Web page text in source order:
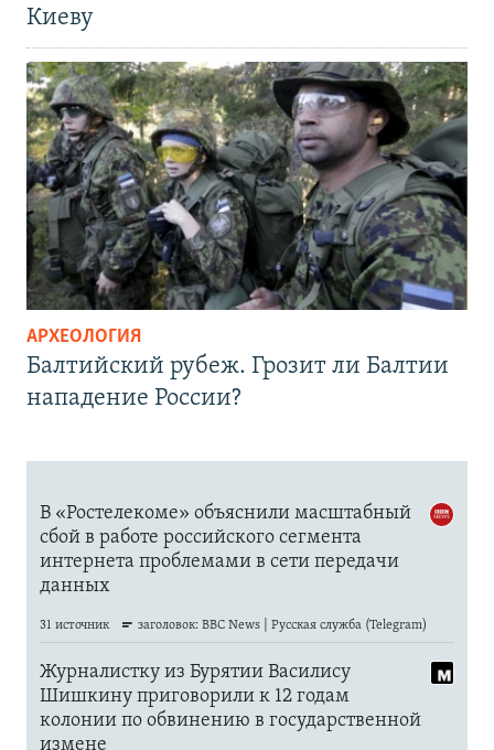
Киеву
АРХЕОЛОГИЯ
Балтийский рубеж. Грозит ли Балтии
нападение России?